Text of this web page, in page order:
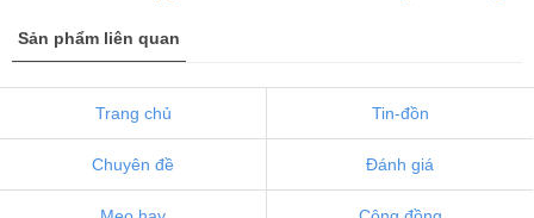
Sản phẩm liên quan
Trang chủ Tin-đồn
Chuyên đề Đánh giá